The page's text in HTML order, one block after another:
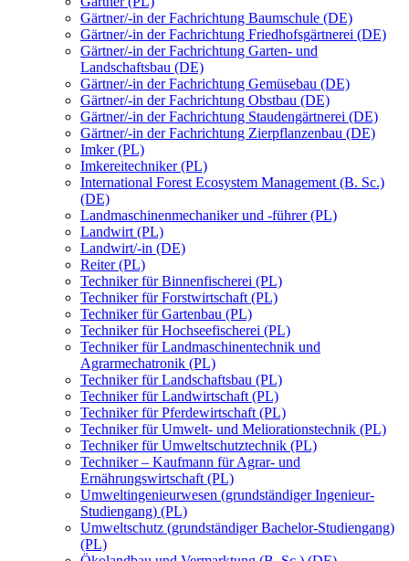
Gärtner/-in der Fachrichtung Baumschule (DE)
Gärtner/-in der Fachrichtung Friedhofsgärtnerei (DE)
Gärtner/-in der Fachrichtung Garten- und
Landschaftsbau (DE)
Gärtner/-in der Fachrichtung Gemüsebau (DE)
Gärtner/-in der Fachrichtung Obstbau (DE)
Gärtner/-in der Fachrichtung Staudengärtnerei (DE)
Gärtner/-in der Fachrichtung Zierpflanzenbau (DE)
Imker (PL)
Imkereitechniker (PL)
International Forest Ecosystem Management (B. Sc.)
(DE)
Landmaschinenmechaniker und -führer (PL)
Landwirt (PL)
Landwirt/-in (DE)
Reiter (PL)
Techniker für Binnenfischerei (PL)
Techniker für Forstwirtschaft (PL)
Techniker für Gartenbau (PL)
Techniker für Hochseefischerei (PL)
Techniker für Landmaschinentechnik und
Agrarmechatronik (PL)
Techniker für Landschaftsbau (PL)
Techniker für Landwirtschaft (PL)
Techniker für Pferdewirtschaft (PL)
Techniker für Umwelt- und Meliorationstechnik (PL)
Techniker für Umweltschutztechnik (PL)
Techniker – Kaufmann für Agrar- und
Ernährungswirtschaft (PL)
Umweltingenieurwesen (grundständiger Ingenieur-
Studiengang) (PL)
Umweltschutz (grundständiger Bachelor-Studiengang)
(PL)